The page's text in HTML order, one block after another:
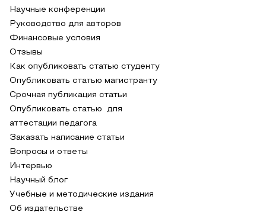
Научные конференции
Руководство для авторов
Финансовые условия
Отзывы
Как опубликовать статью студенту
Опубликовать статью магистранту
Срочная публикация статьи
Опубликовать статью для
аттестации педагога
Заказать написание статьи
Вопросы и ответы
Интервью
Научный блог
Учебные и методические издания
Об издательстве